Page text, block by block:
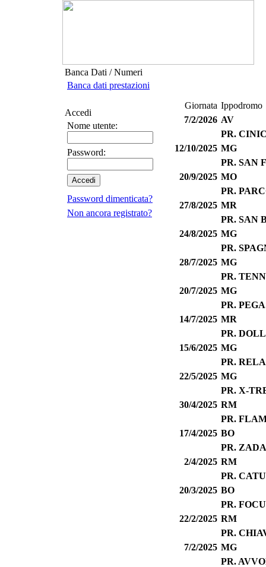
Banca Dati / Numeri
Banca dati prestazioni
Accedi
Nome utente:
Password:
Password dimenticata?
Non ancora registrato?
Giornata Ippodromo
7/2/2026 AV
PR.
12/10/2025 MG
PR. SAN
20/9/2025 MO
PR.
27/8/2025 MR
PR. SAN
24/8/2025 MG
PR.
28/7/2025 MG
PR.
20/7/2025 MG
PR.
14/7/2025 MR
PR.
15/6/2025 MG
PR.
22/5/2025 MG
PR. X-
30/4/2025 RM
PR.
17/4/2025 BO
PR.
2/4/2025 RM
PR.
20/3/2025 BO
PR.
22/2/2025 RM
PR.
7/2/2025 MG
PR.